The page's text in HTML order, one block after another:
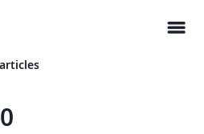
menu